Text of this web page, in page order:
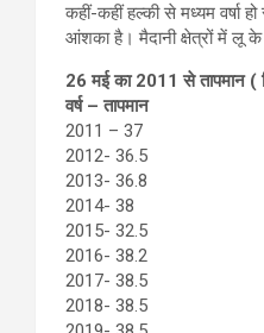
कहीं-कहीं हल्की से मध्यम वर्षा
आंशका है। मैदानी क्षेत्रों में लू
26 मई का 2011 से तापमान (
वर्ष – तापमान
2011 – 37
2012- 36.5
2013- 36.8
2014- 38
2015- 32.5
2016- 38.2
2017- 38.5
2018- 38.5